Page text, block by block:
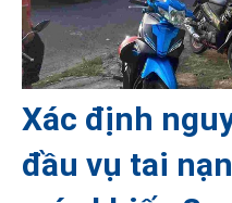
Xác định
đầu vụ tai